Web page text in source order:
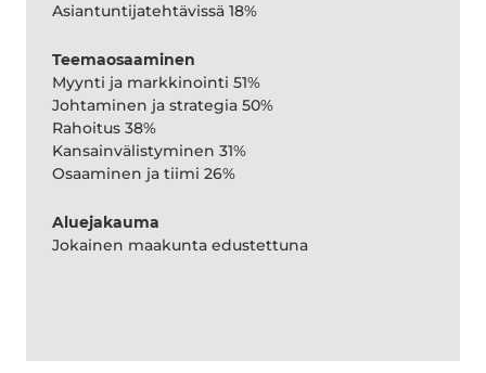
Asiantuntijatehtävissä 18%
Teemaosaaminen
Myynti ja markkinointi 51%
Johtaminen ja strategia 50%
Rahoitus 38%
Kansainvälistyminen 31%
Osaaminen ja tiimi 26%
Aluejakauma
Jokainen maakunta edustettuna